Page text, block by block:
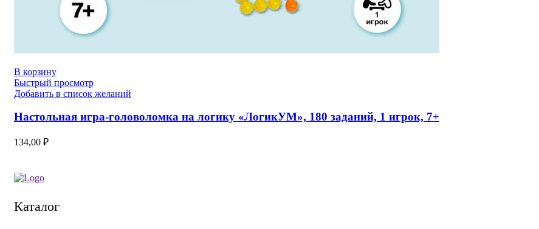
В корзину
Быстрый просмотр
Добавить в список желаний
Настольная игра-головоломка на логику «ЛогикУМ», 180 заданий, 1 игрок, 7+
134,00 ₽
Каталог